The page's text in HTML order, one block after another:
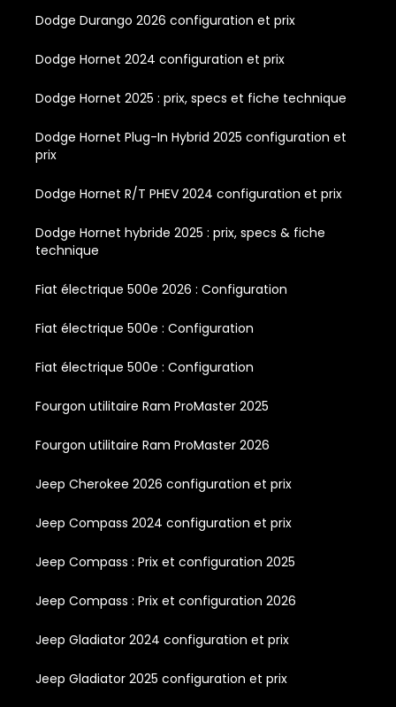
Dodge Durango 2026 configuration et prix
Dodge Hornet 2024 configuration et prix
Dodge Hornet 2025 : prix, specs et fiche technique
Dodge Hornet Plug-In Hybrid 2025 configuration et
prix
Dodge Hornet R/T PHEV 2024 configuration et prix
Dodge Hornet hybride 2025 : prix, specs & fiche
technique
Fiat électrique 500e 2026 : Configuration
Fiat électrique 500e : Configuration
Fiat électrique 500e : Configuration
Fourgon utilitaire Ram ProMaster 2025
Fourgon utilitaire Ram ProMaster 2026
Jeep Cherokee 2026 configuration et prix
Jeep Compass 2024 configuration et prix
Jeep Compass : Prix et configuration 2025
Jeep Compass : Prix et configuration 2026
Jeep Gladiator 2024 configuration et prix
Jeep Gladiator 2025 configuration et prix